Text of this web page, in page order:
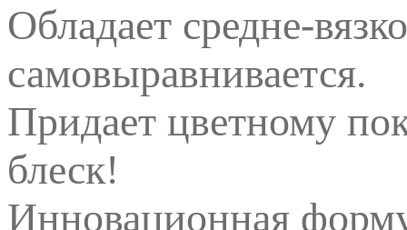
Обладает средне-
самовыравнивается.
Придает цветному
блеск!
Инновационная